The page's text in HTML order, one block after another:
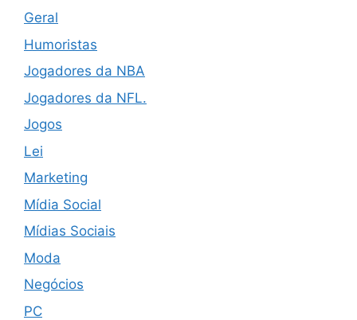
Geral
Humoristas
Jogadores da NBA
Jogadores da NFL.
Jogos
Lei
Marketing
Mídia Social
Mídias Sociais
Moda
Negócios
PC